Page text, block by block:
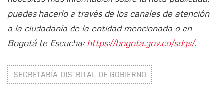
puedes hacerlo a través de los canales de atención
a la ciudadanía de la entidad mencionada o en
Bogotá te Escucha: https://bogota.gov.co/sdqs/.
SECRETARÍA DISTRITAL DE GOBIERNO